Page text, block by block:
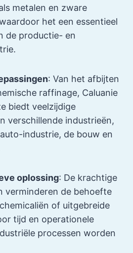
metalen en zware
het een essentieel
de productie- en
: Van het afbijten
raffinage, Caluanie
biedt veelzijdige
verschillende industrieën,
industrie, de bouw en
oplossing: De krachtige
verminderen de behoefte
of uitgebreide
tijd en operationele
processen worden